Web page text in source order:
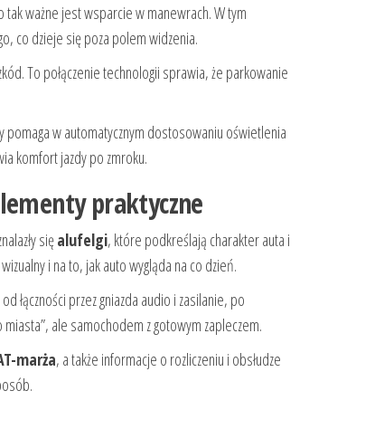
tak ważne jest wsparcie w manewrach. W tym
co dzieje się poza polem widzenia.
To połączenie technologii sprawia, że parkowanie
pomaga w automatycznym dostosowaniu oświetlenia
komfort jazdy po zmroku.
praktyczne
sięalufelgi, które podkreślają charakter auta i
i na to, jak auto wygląda na co dzień.
łączności przez gniazda audio i zasilanie, po
ale samochodem z gotowym zapleczem.
marża, a także informacje o rozliczeniu i obsłudze